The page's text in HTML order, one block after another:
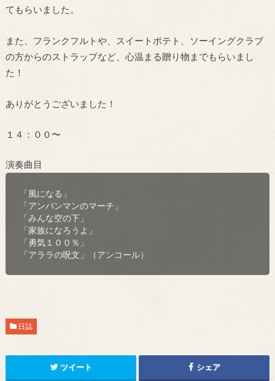
てもらいました。
また、フランクフルトや、スイートポテト、ソーイングクラブ
の方からのストラップなど、心温まる贈り物までもらいまし
た！
ありがとうございました！
１４：００〜
演奏曲目
「風になる」
「アンパンマンのマーチ」
「みんな空の下」
「家族になろうよ」
「勇気１００％」
「アララの呪文」（アンコール）
日誌
ツイート シェア